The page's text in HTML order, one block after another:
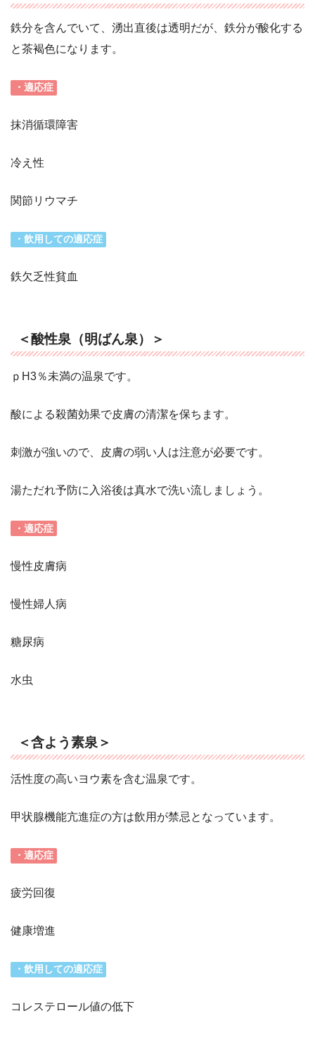
鉄分を含んでいて、湧出直後は透明だが、鉄分が酸化する
と茶褐色になります。
・適応症
抹消循環障害
冷え性
関節リウマチ
・飲用しての適応症
鉄欠乏性貧血
＜酸性泉（明ばん泉）＞
ｐH3％未満の温泉です。
酸による殺菌効果で皮膚の清潔を保ちます。
刺激が強いので、皮膚の弱い人は注意が必要です。
湯ただれ予防に入浴後は真水で洗い流しましょう。
・適応症
慢性皮膚病
慢性婦人病
糖尿病
水虫
＜含よう素泉＞
活性度の高いヨウ素を含む温泉です。
甲状腺機能亢進症の方は飲用が禁忌となっています。
・適応症
疲労回復
健康増進
・飲用しての適応症
コレステロール値の低下